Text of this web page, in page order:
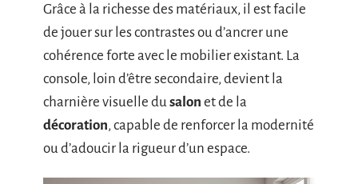
Grâce à la richesse des matériaux, il est facile
de jouer sur les contrastes ou d’ancrer une
cohérence forte avec le mobilier existant. La
console, loin d’être secondaire, devient la
charnière visuelle du salon et de la
décoration, capable de renforcer la modernité
ou d’adoucir la rigueur d’un espace.